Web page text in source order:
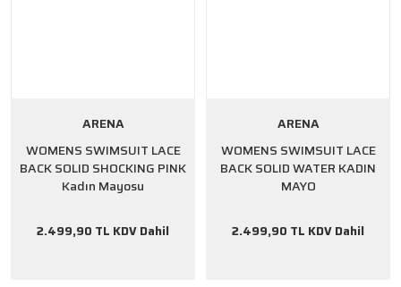
ARENA
WOMENS SWIMSUIT LACE
BACK SOLID SHOCKING PINK
Kadın Mayosu
2.499,90 TL KDV Dahil
ARENA
WOMENS SWIMSUIT LACE
BACK SOLID WATER KADIN
MAYO
2.499,90 TL KDV Dahil